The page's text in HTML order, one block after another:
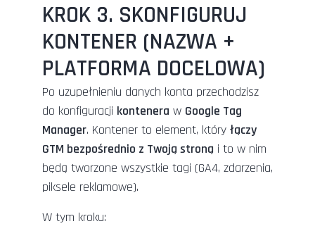
KROK 3. SKONFIGURUJ
KONTENER (NAZWA +
PLATFORMA DOCELOWA)
Po uzupełnieniu danych konta przechodzisz
do konfiguracji kontenera w Google Tag
Manager. Kontener to element, który łączy
GTM bezpośrednio z Twoją stroną i to w nim
będą tworzone wszystkie tagi (GA4, zdarzenia,
piksele reklamowe).
W tym kroku: